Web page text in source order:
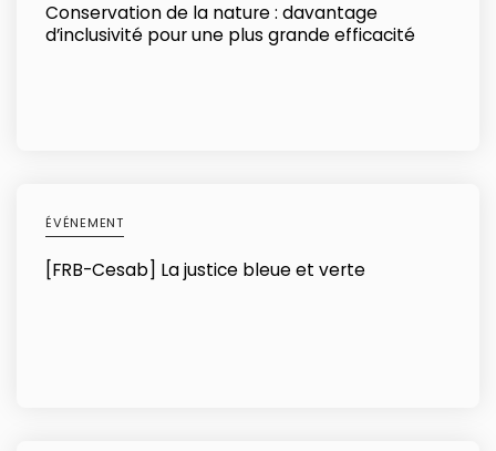
Conservation de la nature : davantage
d’inclusivité pour une plus grande efficacité
ÉVÉNEMENT
[FRB-Cesab] La justice bleue et verte